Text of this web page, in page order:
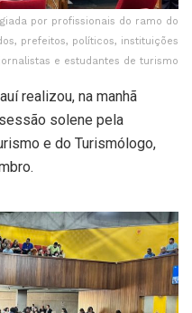
por profissionais do ramo do
prefeitos, políticos, instituições
e estudantes de turismo
realizou, na manhã
solene pela
e do Turismólogo,